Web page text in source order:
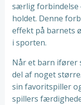
særlig forbindelse
holdet. Denne
effekt på barnets
i sporten.
Når et barn ifører
del af noget
sin favoritspiller
spillers